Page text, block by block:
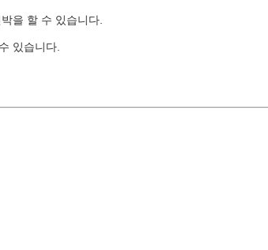
을 할 수 있습니다.
있습니다.